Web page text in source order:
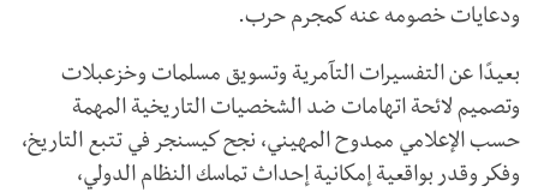
ودعايات خصومه عنه كمجرم حرب.
بعيدًا عن التفسيرات التآمرية وتسويق مسلمات وخزعبلات
وتصميم لائحة اتهامات ضد الشخصيات التاريخية المهمة
حسب الإعلامي ممدوح المهيني، نجح كيسنجر في تتبع التاريخ،
وفكر وقدر بواقعية إمكانية إحداث تماسك النظام الدولي،